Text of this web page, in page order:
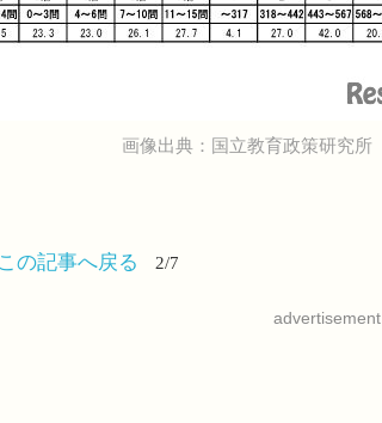
画像出典：国立教育政策研究所
この記事へ戻る 2/7
advertisement